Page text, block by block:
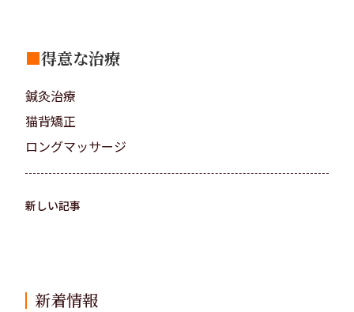
■得意な治療
鍼灸治療
猫背矯正
ロングマッサージ
新しい記事
新着情報